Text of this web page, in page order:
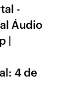
-
Áudio
|
4 de